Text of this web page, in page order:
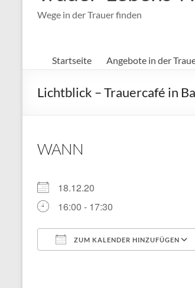
Wege in der Trauer finden
Startseite Angebote in der
Lichtblick – Trauercafé in
WANN
18.12.20
16:00 - 17:30
ZUM KALENDER HINZUFÜGEN